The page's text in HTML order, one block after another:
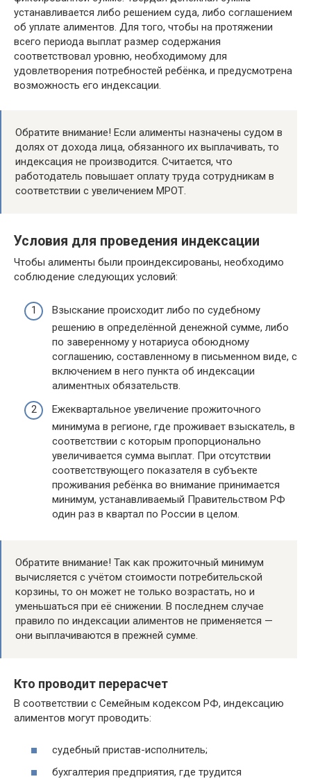
устанавливается либо решением суда, либо соглашением
об уплате алиментов. Для того, чтобы на протяжении
всего периода выплат размер содержания
соответствовал уровню, необходимому для
удовлетворения потребностей ребёнка, и предусмотрена
возможность его индексации.
Обратите внимание! Если алименты назначены судом в
долях от дохода лица, обязанного их выплачивать, то
индексация не производится. Считается, что
работодатель повышает оплату труда сотрудникам в
соответствии с увеличением МРОТ.
Условия для проведения индексации
Чтобы алименты были проиндексированы, необходимо
соблюдение следующих условий:
Взыскание происходит либо по судебному
решению в определённой денежной сумме, либо
по заверенному у нотариуса обоюдному
соглашению, составленному в письменном виде, с
включением в него пункта об индексации
алиментных обязательств.
Ежеквартальное увеличение прожиточного
минимума в регионе, где проживает взыскатель, в
соответствии с которым пропорционально
увеличивается сумма выплат. При отсутствии
соответствующего показателя в субъекте
проживания ребёнка во внимание принимается
минимум, устанавливаемый Правительством РФ
один раз в квартал по России в целом.
Обратите внимание! Так как прожиточный минимум
вычисляется с учётом стоимости потребительской
корзины, то он может не только возрастать, но и
уменьшаться при её снижении. В последнем случае
правило по индексации алиментов не применяется —
они выплачиваются в прежней сумме.
Кто проводит перерасчет
В соответствии с Семейным кодексом РФ, индексацию
алиментов могут проводить:
судебный пристав-исполнитель;
бухгалтерия предприятия, где трудится